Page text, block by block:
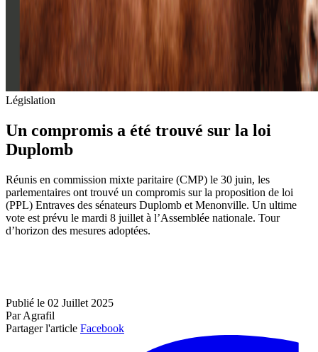
Législation
Un compromis a été trouvé sur la loi
Duplomb
Réunis en commission mixte paritaire (CMP) le 30 juin, les
parlementaires ont trouvé un compromis sur la proposition de loi
(PPL) Entraves des sénateurs Duplomb et Menonville. Un ultime
vote est prévu le mardi 8 juillet à l’Assemblée nationale. Tour
d’horizon des mesures adoptées.
Publié le 02 Juillet 2025
Par Agrafil
Partager l'article Facebook